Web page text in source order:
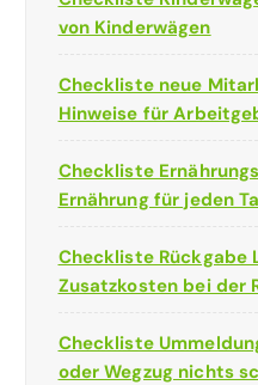
von Kinderwägen
Checkliste neue
Hinweise für
Checkliste
Ernährung für jeden
Checkliste Rückgabe
Zusatzkosten bei der
Checkliste
oder Wegzug nichts